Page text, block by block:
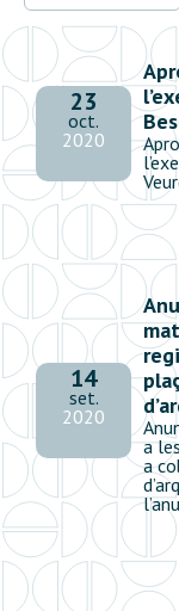
23
oct.
2020
14
set.
2020
a
a